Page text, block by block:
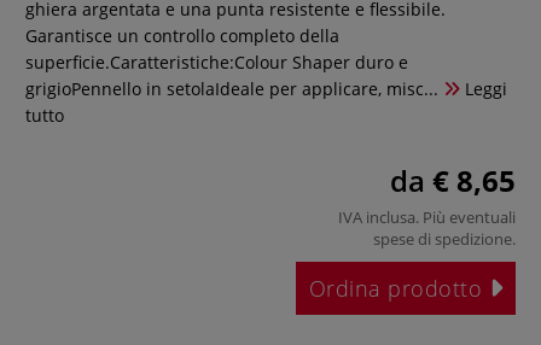
ghiera argentata e una punta resistente e flessibile.
Garantisce un controllo completo della
superficie.Caratteristiche:Colour Shaper duro e
grigioPennello in setolaIdeale per applicare, misc...
Leggi
tutto
da € 8,65
IVA inclusa. Più eventuali
spese di spedizione.
Ordina prodotto